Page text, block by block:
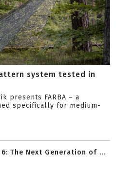
system tested in
presents FARBA – a
specifically for medium-
6: The Next Generation of ...